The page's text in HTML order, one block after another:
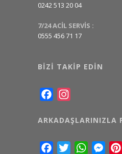
0242 513 20 04
7/24 ACİL SERVİS :
0555 456 71 17
BIZI TAKIP EDIN
Facebook
ARKADAŞLARINIZLA
FacebookTwitterWhatsApp